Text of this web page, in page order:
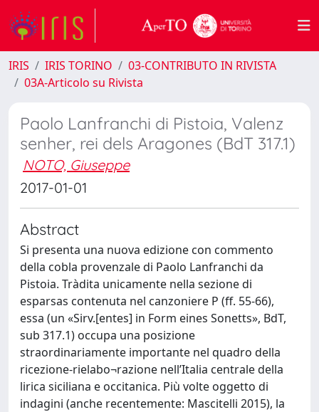
IRIS IRIS TORINO
03-CONTRIBUTO IN RIVISTA
03A-Articolo su Rivista
Paolo Lanfranchi di Pistoia, Valenz
senher, rei dels Aragones (BdT 317.1)
NOTO, Giuseppe
2017-01-01
Abstract
Si presenta una nuova edizione con commento
della cobla provenzale di Paolo Lanfranchi da
Pistoia. Tràdita unicamente nella sezione di
esparsas contenuta nel canzoniere P (ff. 55-66),
essa (un «Sirv.[entes] in Form eines Sonetts», BdT,
sub 317.1) occupa una posizione
straordinariamente importante nel quadro della
ricezione-rielabo¬razione nell’Italia centrale della
lirica siciliana e occitanica. Più volte oggetto di
indagini (anche recentemente: Mascitelli 2015), la